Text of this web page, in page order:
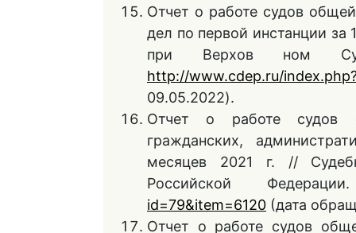
Отчет о работе судов
дел по первой инстанции за
при Верхов ном
http://www.cdep.ru/
09.05.2022).
Отчет о работе судов
гражданских,
месяцев 2021 г. //
Российской
id=79&item=6120 (дата
Отчет о работе судов